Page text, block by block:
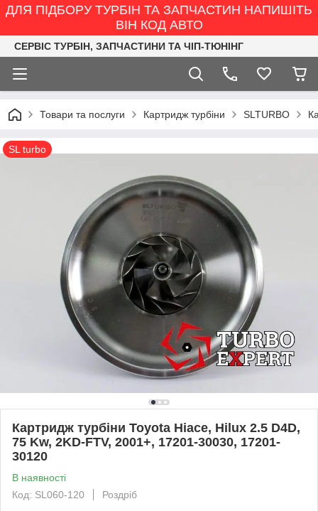
ДЛЯ ПІДБОРУ ТУРБІН ТА ЗАПЧАСТИН НАПИШІТЬ
ВІН КОД АВТО
СЕРВІС ТУРБІН, ЗАПЧАСТИНИ ТА ЧІП-ТЮНІНГ
Товари та послуги Картридж турбіни SLTURBO
SL turbo
Картридж турбіни Toyota Hiace, Hilux 2.5 D4D,
75 Kw, 2KD-FTV, 2001+, 17201-30030, 17201-
30120
В наявності
Код: SL060-120
Роздріб